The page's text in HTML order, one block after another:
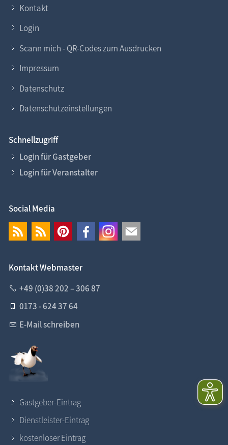
Kontakt
Login
Scann mich - QR-Codes zum Ausdrucken
Impressum
Datenschutz
Datenschutzeinstellungen
Schnellzugriff
Login für Gastgeber
Login für Veranstalter
Social Media
Kontakt Webmaster
+49 (0)38 202 – 306 87
0173 - 624 37 64
E-Mail schreiben
Gastgeber-Eintrag
Dienstleister-Eintrag
kostenloser Eintrag